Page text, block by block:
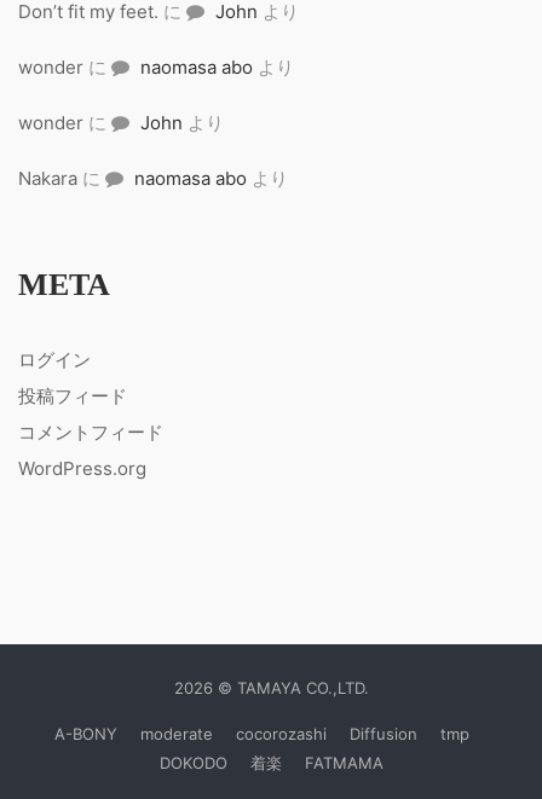
Don’t fit my feet. に John より
wonder に naomasa abo より
wonder に John より
Nakara に naomasa abo より
META
ログイン
投稿フィード
コメントフィード
WordPress.org
2026 © TAMAYA CO.,LTD.
A-BONY moderate cocorozashi Diffusion
tmp
DOKODO
着楽 FATMAMA